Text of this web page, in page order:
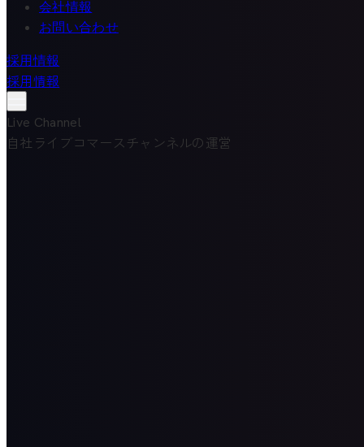
会社情報
お問い合わせ
採用情報
採用情報
Live Channel
自社ライブコマースチャンネルの運営